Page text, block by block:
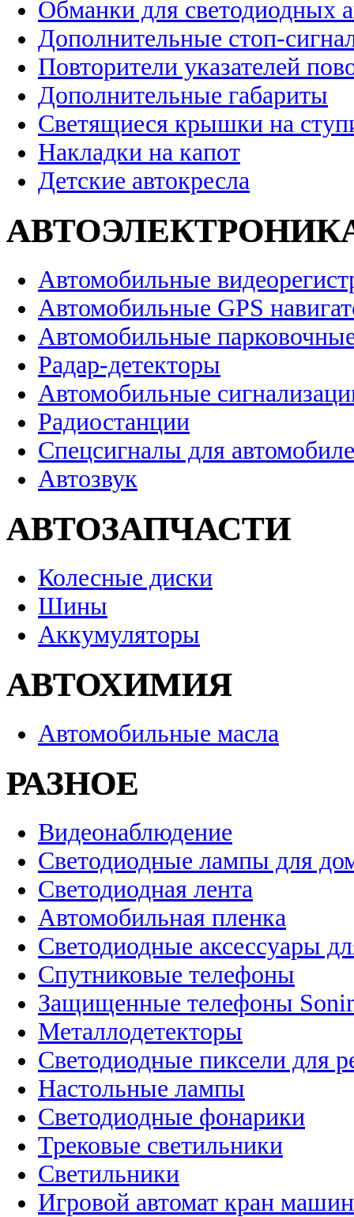
Обманки для светодиодных
Дополнительные стоп-
Повторители указателей
Дополнительные габариты
Светящиеся крышки на
Накладки на капот
Детские автокресла
Автомобильные
Автомобильные GPS
Автомобильные
Радар-детекторы
Автомобильные
Радиостанции
Спецсигналы для
Автозвук
АВТОЗАПЧАСТИ
Колесные диски
Шины
Аккумуляторы
АВТОХИМИЯ
Автомобильные масла
РАЗНОЕ
Видеонаблюдение
Светодиодные лампы для
Светодиодная лента
Автомобильная пленка
Светодиодные аксессуары
Спутниковые телефоны
Защищенные телефоны
Металлодетекторы
Светодиодные пиксели для
Настольные лампы
Светодиодные фонарики
Трековые светильники
Светильники
Игровой автомат кран